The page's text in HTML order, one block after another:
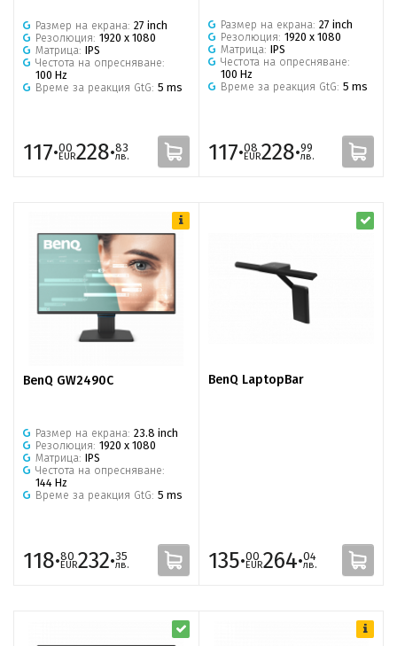
Размер на екрана: 27 inch
Резолюция: 1920 x 1080
Матрица: IPS
Честота на опресняване:
100 Hz
Време за реакция GtG: 5 ms
117·00
EUR228·83
лв.
Размер на екрана: 27 inch
Резолюция: 1920 x 1080
Матрица: IPS
Честота на опресняване:
100 Hz
Време за реакция GtG: 5 ms
117·08
EUR228·99
лв.
BenQ GW2490C
Размер на екрана: 23.8 inch
Резолюция: 1920 x 1080
Матрица: IPS
Честота на опресняване:
144 Hz
Време за реакция GtG: 5 ms
118·80
EUR232·35
лв.
BenQ LaptopBar
135·00
EUR264·04
лв.